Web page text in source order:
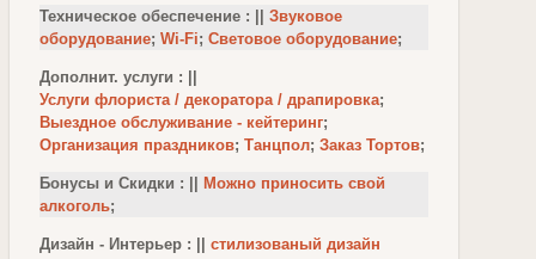
Техническое обеспечение : || Звуковое
оборудование; Wi-Fi; Световое оборудование;
Дополнит. услуги : ||
Услуги флориста / декоратора / драпировка;
Выездное обслуживание - кейтеринг;
Организация праздников; Танцпол; Заказ Тортов;
Бонусы и Скидки : ||
Можно приносить свой
алкоголь;
Дизайн - Интерьер : || стилизованый дизайн